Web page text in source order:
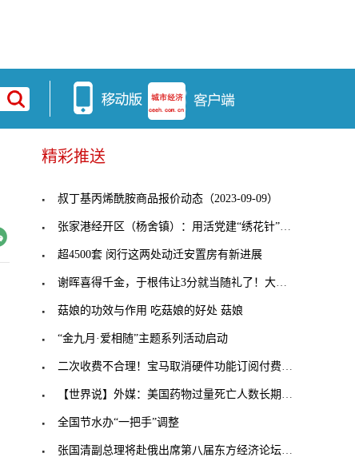
精彩推送
叔丁基丙烯酰胺商品报价动态（2023-09-09）
张家港经开区（杨舍镇）：用活党建“绣花针”，穿起
超4500套 闵行这两处动迁安置房有新进展
谢晖喜得千金，于根伟让3分就当随礼了！大连人客战
菇娘的功效与作用 吃菇娘的好处 菇娘
“金九月·爱相随”主题系列活动启动
二次收费不合理！宝马取消硬件功能订阅付费，奔驰不
【世界说】外媒：美国药物过量死亡人数长期处于历史
全国节水办“一把手”调整
张国清副总理将赴俄出席第八届东方经济论坛，外交部